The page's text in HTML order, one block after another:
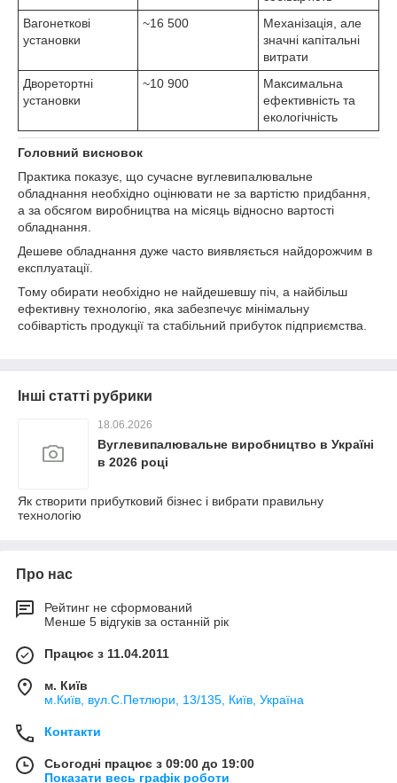
Вагонеткові
установки
~16 500
Механізація, але
значні капітальні
витрати
Дворетортні
установки
~10 900
Максимальна
ефективність та
екологічність
Головний висновок
Практика показує, що сучасне вуглевипалювальне
обладнання необхідно оцінювати не за вартістю придбання,
а за обсягом виробництва на місяць відносно вартості
обладнання.
Дешеве обладнання дуже часто виявляється найдорожчим в
експлуатації.
Тому обирати необхідно не найдешевшу піч, а найбільш
ефективну технологію, яка забезпечує мінімальну
собівартість продукції та стабільний прибуток підприємства.
Інші статті рубрики
18.06.2026
Вуглевипалювальне виробництво в Україні
в 2026 році
Як створити прибутковий бізнес і вибрати правильну
технологію
Про нас
Рейтинг не сформований
Менше 5 відгуків за останній рік
Працює з 11.04.2011
м. Київ
м.Київ, вул.С.Петлюри, 13/135, Київ, Україна
Контакти
Сьогодні працює з 09:00 до 19:00
Показати весь графік роботи